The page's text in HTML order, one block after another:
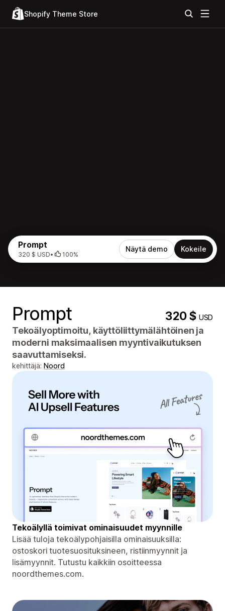
Shopify Theme Store
Prompt
320 $ USD• 100%
Näytä demo Kokeile
Prompt 320 $USD
Tekoälyoptimoitu, käyttöliittymälähtöinen ja
moderni maksimaalisen myyntivaikutuksen
saavuttamiseksi.
kehittäjä: Noord
Tekoälyllä toimivat ominaisuudet myynnille
Lisää tuloja tekoälypohjaisilla ominaisuuksilla:
ostoskori tuotesuosituksineen, ristiinmyynnit ja
lisämyynnit. Tutustu kaikkiin osoitteessa
noordthemes.com.